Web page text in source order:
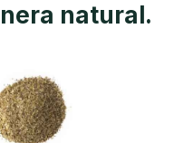
natural.